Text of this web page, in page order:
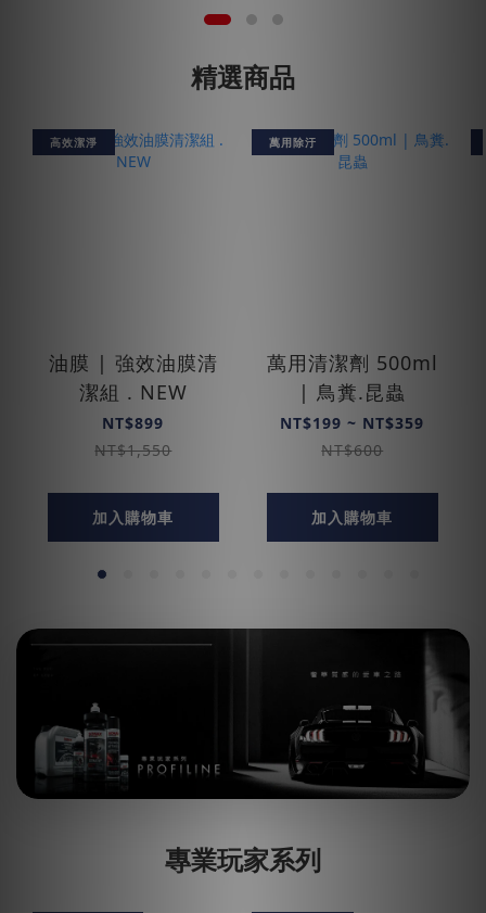
精選商品
高效潔淨
油膜 | 強效油膜清
潔組 . NEW
NT$899
NT$1,550
加入購物車
萬用除汙
萬用清潔劑 500ml
| 鳥糞.昆蟲
NT$199 ~ NT$359
NT$600
加入購物車
專業玩家系列